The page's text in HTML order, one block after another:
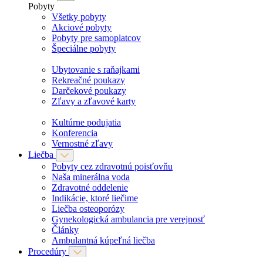
Pobyty
Všetky pobyty
Akciové pobyty
Pobyty pre samoplatcov
Špeciálne pobyty
Ubytovanie s raňajkami
Rekreačné poukazy
Darčekové poukazy
Zľavy a zľavové karty
Kultúrne podujatia
Konferencia
Vernostné zľavy
Liečba
Pobyty cez zdravotnú poisťovňu
Naša minerálna voda
Zdravotné oddelenie
Indikácie, ktoré liečime
Liečba osteoporózy
Gynekologická ambulancia pre verejnosť
Články
Ambulantná kúpeľná liečba
Procedúry